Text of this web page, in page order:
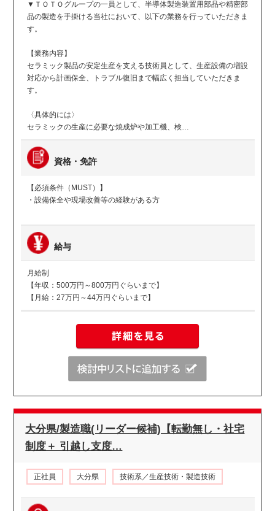
▼ＴＯＴＯグループの一員として、半導体製造装置用部品や精密部
品の製造を手掛ける当社において、以下の業務を行っていただきま
す。
【業務内容】
セラミック製品の安定生産を支える技術員として、生産設備の増設
対応から計画保全、トラブル復旧まで幅広く担当していただきま
す。
〈具体的には〉
セラミックの生産に必要な焼成炉や加工機、検…
資格・免許
【必須条件（MUST）】
・設備保全や現場改善等の経験がある方
給与
月給制
【年収：500万円～800万円ぐらいまで】
【月給：27万円～44万円ぐらいまで】
大分県/製造職(リーダー候補)【転勤無し・社宅
制度＋ 引越し支度…
正社員 大分県 技術系／生産技術・製造技術